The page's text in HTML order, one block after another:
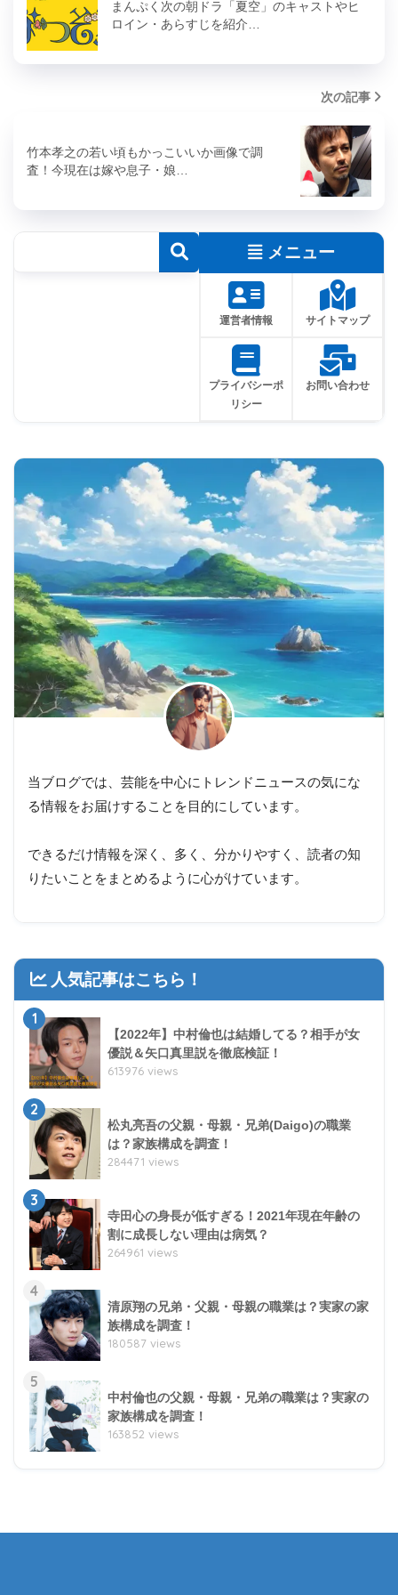
まんぷく次の朝ドラ「夏空」のキャストやヒ
ロイン・あらすじを紹介…
次の記事
竹本孝之の若い頃もかっこいいか画像で調
査！今現在は嫁や息子・娘…
メニュー
運営者情報 サイトマップ
プライバシーポ
リシー
お問い合わせ
当ブログでは、芸能を中心にトレンドニュースの気にな
る情報をお届けすることを目的にしています。
できるだけ情報を深く、多く、分かりやすく、読者の知
りたいことをまとめるように心がけています。
人気記事はこちら！
1
【2022年】中村倫也は結婚してる？相手が女
優説＆矢口真里説を徹底検証！
613976 views
2
松丸亮吾の父親・母親・兄弟(Daigo)の職業
は？家族構成を調査！
284471 views
3
寺田心の身長が低すぎる！2021年現在年齢の
割に成長しない理由は病気？
264961 views
4
清原翔の兄弟・父親・母親の職業は？実家の家
族構成を調査！
180587 views
5
中村倫也の父親・母親・兄弟の職業は？実家の
家族構成を調査！
163852 views